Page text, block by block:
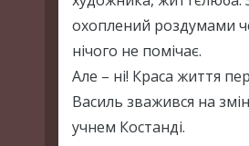
охоплений роздумами
нічого не помічає.
Але – ні! Краса життя
Василь зважився на
учнем Костанді.